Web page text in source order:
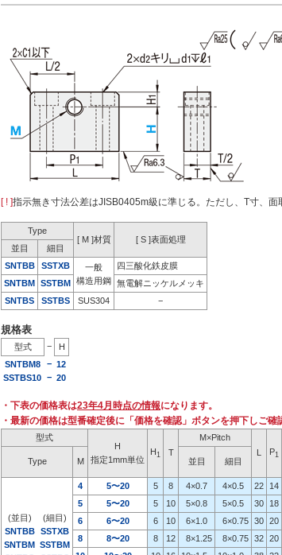
[ ! ]指示無き寸法公差はJISB0405m級に準じる。ただし、T寸、面
Type
[ M ]材質
[ S ]表面処理
並目
細目
SNTBB SSTXB
一般
構造用鋼
四三酸化鉄皮膜
SNTBM SSTBM
無電解ニッケルメッキ
SNTBS
SSTBS SUS304 −
規格表
型式 −
H
SNTBM8
SSTBS10
−
−
12
20
・下表の価格表は23年4月時点の情報になります。
・最新の価格は型番確定後に「価格を確認」ボタンを押下しご確
型式
H
指定1mm単位
H1 T
M×Pitch
L
P1
Type M 並目 細目
(並目)
SNTBB
SNTBM
(細目)
SSTXB
SSTBM
4 5〜20 5 8 4×0.7 4×0.5 22 14
5
5〜20 5 10 5×0.8 5×0.5 30
18
6
6〜20 6 10 6×1.0 6×0.75 30 20
8
8〜20 8 12 8×1.25 8×0.75 32 20